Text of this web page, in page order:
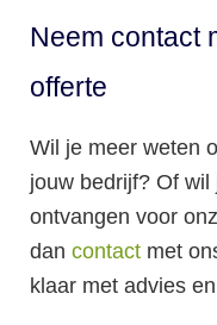
Neem contact
offerte
Wil je meer weten
jouw bedrijf? Of
ontvangen voor
dan contact met
klaar met advies